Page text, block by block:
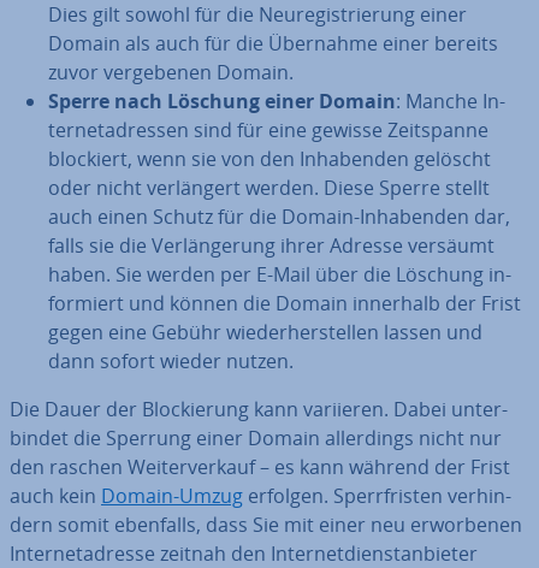
Dies gilt sowohl für die Neu­re­gis­trie­rung einer
Domain als auch für die Übernahme einer bereits
zuvor ver­ge­be­nen Domain.
Sperre nach Löschung einer Domain: Manche In­
ter­net­adres­sen sind für eine gewisse Zeit­span­ne
blockiert, wenn sie von den In­ha­ben­den gelöscht
oder nicht ver­län­gert werden. Diese Sperre stellt
auch einen Schutz für die Domain-In­ha­ben­den dar,
falls sie die Ver­län­ge­rung ihrer Adresse versäumt
haben. Sie werden per E-Mail über die Löschung in­
for­miert und können die Domain innerhalb der Frist
gegen eine Gebühr wie­der­her­stel­len lassen und
dann sofort wieder nutzen.
Die Dauer der Blo­ckie­rung kann variieren. Dabei un­ter­
bin­det die Sperrung einer Domain al­ler­dings nicht nur
den raschen Wei­ter­ver­kauf – es kann während der Frist
auch kein Domain-Umzug erfolgen. Sperr­fris­ten ver­hin­
dern somit ebenfalls, dass Sie mit einer neu er­wor­be­nen
In­ter­net­adres­se zeitnah den In­ter­net­dienst­an­bie­ter